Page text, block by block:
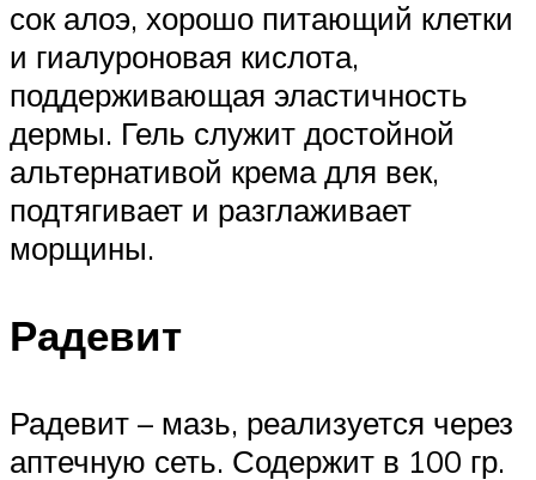
сок алоэ, хорошо питающий клетки
и гиалуроновая кислота,
поддерживающая эластичность
дермы. Гель служит достойной
альтернативой крема для век,
подтягивает и разглаживает
морщины.
Радевит
Радевит – мазь, реализуется через
аптечную сеть. Содержит в 100 гр.